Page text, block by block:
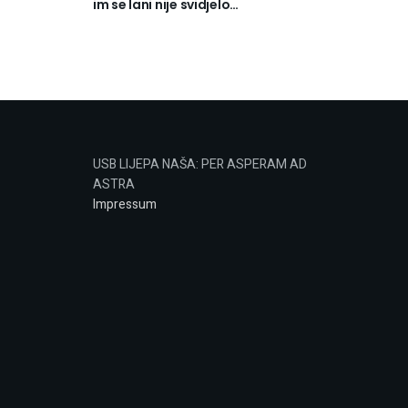
im se lani nije svidjelo…
USB LIJEPA NAŠA: PER ASPERAM AD
ASTRA
Impressum